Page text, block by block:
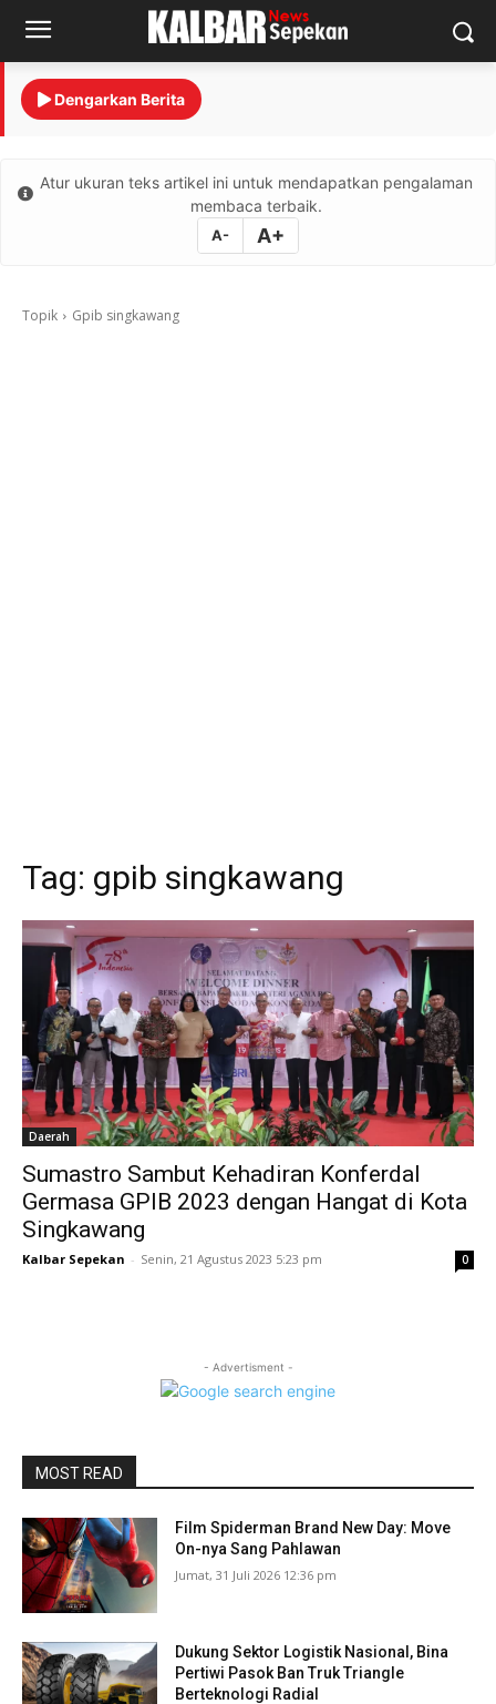
Dengarkan Berita
Atur ukuran teks artikel ini untuk mendapatkan pengalaman
membaca terbaik.
A- A+
Topik Gpib singkawang
Tag: gpib singkawang
Daerah
Sumastro Sambut Kehadiran Konferdal
Germasa GPIB 2023 dengan Hangat di Kota
Singkawang
Kalbar Sepekan - Senin, 21 Agustus 2023 5:23 pm 0
- Advertisment -
MOST READ
Film Spiderman Brand New Day: Move
On-nya Sang Pahlawan
Jumat, 31 Juli 2026 12:36 pm
Dukung Sektor Logistik Nasional, Bina
Pertiwi Pasok Ban Truk Triangle
Berteknologi Radial